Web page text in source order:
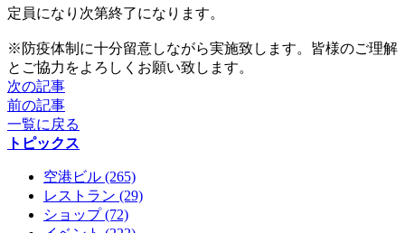
定員になり次第終了になります。
※防疫体制に十分留意しながら実施致します。皆様のご理解
とご協力をよろしくお願い致します。
次の記事
前の記事
一覧に戻る
トピックス
空港ビル (265)
レストラン (29)
ショップ (72)